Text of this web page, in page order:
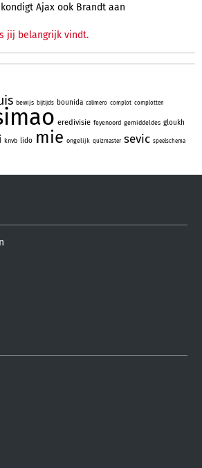
Ajax ook Brandt aan
jij belangrijk vindt.
bewijs bijtijds bounida calimero complot complotten
eredivisie feyenoord gemiddeldes gloukh
knvb lido mie ongelijk quizmaster sevic speelschema